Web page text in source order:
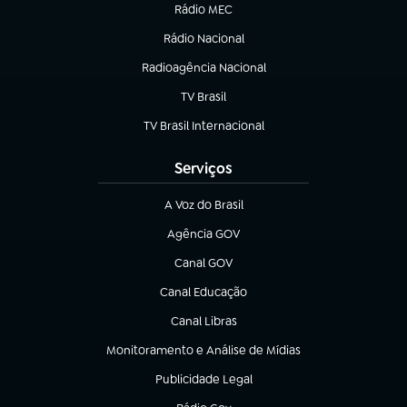
Rádio MEC
Rádio Nacional
(abre em nova aba)
Radioagência Nacional
(abre em nova aba)
TV Brasil
(abre em nova aba)
TV Brasil Internacional
(abre em nova aba)
Serviços
A Voz do Brasil
(abre em nova aba)
Agência GOV
(abre em nova aba)
Canal GOV
(abre em nova aba)
Canal Educação
(abre em nova aba)
Canal Libras
(abre em nova aba)
Monitoramento e Análise de Mídias
(abre em nova aba)
Publicidade Legal
(abre em nova aba)